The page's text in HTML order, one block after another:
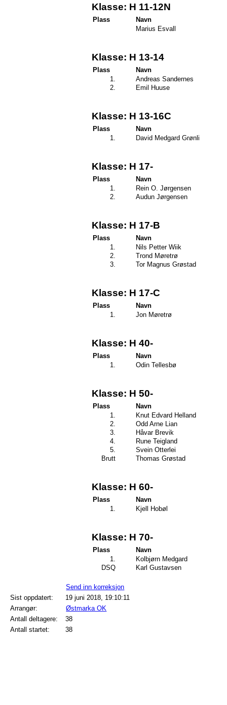
Klasse: H 11-12N
Plass
Navn
Marius Esvall
Klasse: H 13-14
Plass
Navn
1.
Andreas Sandernes
2.
Emil Huuse
Klasse: H 13-16C
Plass
Navn
1.
David Medgard Grønli
Klasse: H 17-
Plass
Navn
1.
Rein O. Jørgensen
2.
Audun Jørgensen
Klasse: H 17-B
Plass
Navn
1.
Nils Petter Wiik
2.
Trond Møretrø
3.
Tor Magnus Grøstad
Klasse: H 17-C
Plass
Navn
1.
Jon Møretrø
Klasse: H 40-
Plass
Navn
1.
Odin Tellesbø
Klasse: H 50-
Plass
Navn
1.
Knut Edvard Helland
2.
Odd Arne Lian
3.
Håvar Brevik
4.
Rune Teigland
5.
Svein Otterlei
Brutt
Thomas Grøstad
Klasse: H 60-
Plass
Navn
1.
Kjell Hobøl
Klasse: H 70-
Plass
Navn
1.
Kolbjørn Medgard
DSQ
Karl Gustavsen
Send inn korreksjon
Sist oppdatert:
19 juni 2018, 19:10:11
Arrangør:
Østmarka OK
Antall deltagere:
38
Antall startet:
38